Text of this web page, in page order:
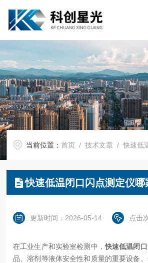
当前位置：首页 /技术文章 / 快速低温闭
快速低温闭口闪点测定仪哪
更新时间：2026-05-14 点击
在工业生产和实验室检测中，快速低温闭
品、溶剂等液体安全性和质量的重要设备